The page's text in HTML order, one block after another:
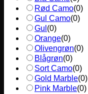
Rød Camo(0)
Gul Camo(0)
Gul (0)
Orange(0)
Olivengrøn(0)
Blågrøn(0)
Sort Camo(0)
Gold Marble(0)
Pink Marble(0)